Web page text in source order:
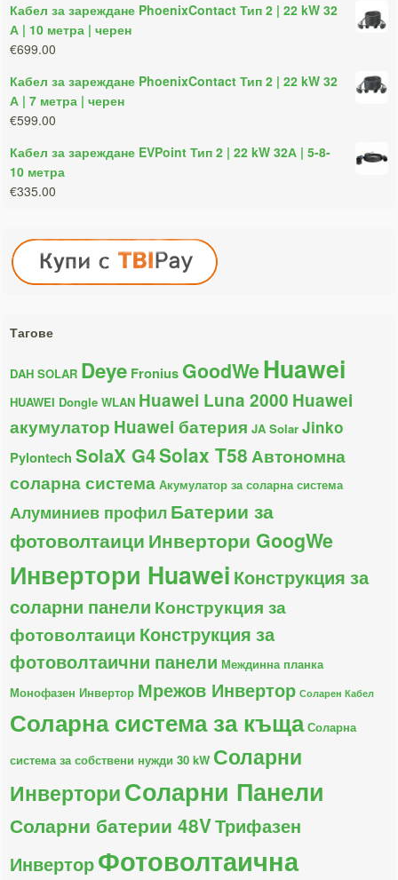
Кабел за зареждане PhoenixContact Тип 2 | 22 kW 32
А | 10 метра | черен
€699.00
Кабел за зареждане PhoenixContact Тип 2 | 22 kW 32
А | 7 метра | черен
€599.00
Кабел за зареждане EVPoint Тип 2 | 22 kW 32А | 5-8-
10 метра
€335.00
Тагове
DAH SOLAR Deye Fronius GoodWeHuawei
HUAWEI Dongle WLAN Huawei Luna 2000 Huawei
акумулатор Huawei батерия JA Solar Jinko
Pylontech SolaX G4Solax T58 Автономна
соларна система Акумулатор за соларна система
Алуминиев профилБатерии за
фотоволтаици Инвертори GoogWe
Инвертори Huawei Конструкция за
соларни панели Конструкция за
фотоволтаици Конструкция за
фотоволтаични панели Междинна планка
Монофазен Инвертор Мрежов Инвертор Соларен Кабел
Соларна система за къща Соларна
система за собствени нужди 30 kW Соларни
ИнверториСоларни Панели
Соларни батерии 48VТрифазен
ИнверторФотоволтаична